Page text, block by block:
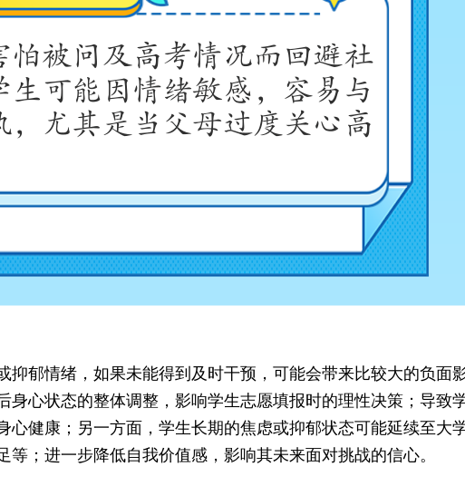
抑郁情绪，如果未能得到及时干预，可能会带来比较大的负面
身心状态的整体调整，影响学生志愿填报时的理性决策；导致
心健康；另一方面，学生长期的焦虑或抑郁状态可能延续至大
；进一步降低自我价值感，影响其未来面对挑战的信心。